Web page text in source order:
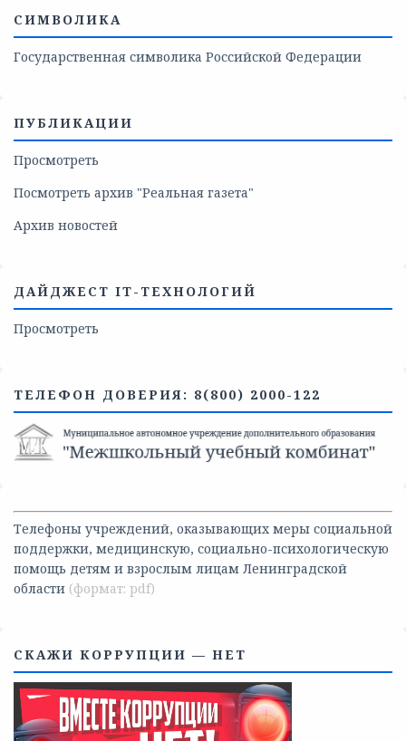
СИМВОЛИКА
Государственная символика Российской Федерации
ПУБЛИКАЦИИ
Просмотреть
Посмотреть архив "Реальная газета"
Архив новостей
ДАЙДЖЕСТ IT-ТЕХНОЛОГИЙ
Просмотреть
ТЕЛЕФОН ДОВЕРИЯ: 8(800) 2000-122